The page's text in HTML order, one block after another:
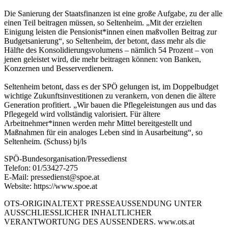
Die Sanierung der Staatsfinanzen ist eine große Aufgabe, zu der alle
einen Teil beitragen müssen, so Seltenheim. „Mit der erzielten
Einigung leisten die Pensionist*innen einen maßvollen Beitrag zur
Budgetsanierung“, so Seltenheim, der betont, dass mehr als die
Hälfte des Konsolidierungsvolumens – nämlich 54 Prozent – von
jenen geleistet wird, die mehr beitragen können: von Banken,
Konzernen und Besserverdienern.
Seltenheim betont, dass es der SPÖ gelungen ist, im Doppelbudget
wichtige Zukunftsinvestitionen zu verankern, von denen die ältere
Generation profitiert. „Wir bauen die Pflegeleistungen aus und das
Pflegegeld wird vollständig valorisiert. Für ältere
Arbeitnehmer*innen werden mehr Mittel bereitgestellt und
Maßnahmen für ein analoges Leben sind in Ausarbeitung“, so
Seltenheim. (Schuss) bj/ls
SPÖ-Bundesorganisation/Pressedienst
Telefon: 01/53427-275
E-Mail: pressedienst@spoe.at
Website: https://www.spoe.at
OTS-ORIGINALTEXT PRESSEAUSSENDUNG UNTER
AUSSCHLIESSLICHER INHALTLICHER
VERANTWORTUNG DES AUSSENDERS. www.ots.at